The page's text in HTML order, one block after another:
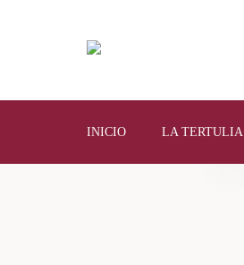
INICIO LA TERTULIA